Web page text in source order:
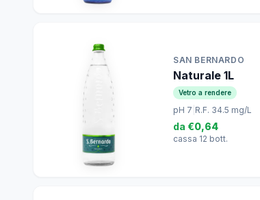
SAN BERNARDO
Naturale 1L
Vetro a rendere
pH 7 R.F. 34.5 mg/L
da €0,64
cassa 12 bott.